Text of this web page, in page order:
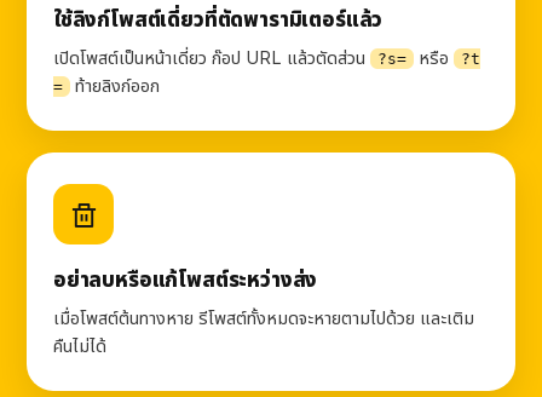
ใช้ลิงก์โพสต์เดี่ยวที่ตัดพารามิเตอร์แล้ว
เปิดโพสต์เป็นหน้าเดี่ยว ก๊อป URL แล้วตัดส่วน ?s= หรือ
?t
=
ท้ายลิงก์ออก
อย่าลบหรือแก้โพสต์ระหว่างส่ง
เมื่อโพสต์ต้นทางหาย รีโพสต์ทั้งหมดจะหายตามไปด้วย และเติม
คืนไม่ได้